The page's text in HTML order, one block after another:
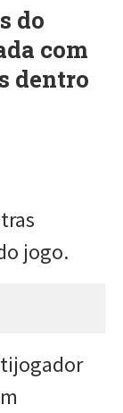
do
com
dentro
jogo.